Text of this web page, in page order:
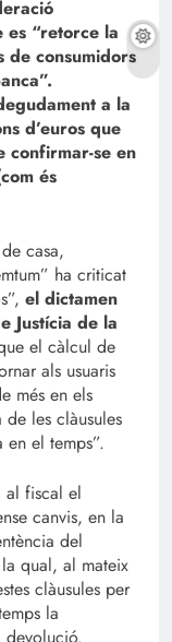
es “retorce la
de consumidors
a la
d’euros que
confirmar-se en
és
casa,
ha criticat
el dictamen
Justícia de la
el càlcul de
als usuaris
més en els
de les clàusules
el temps”.
al fiscal el
canvis, en la
del
qual, al mateix
clàusules per
la